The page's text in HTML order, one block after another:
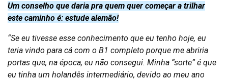
Um conselho que daria pra quem quer começar a trilhar
este caminho é: estude alemão!
“Se eu tivesse esse conhecimento que eu tenho hoje, eu
teria vindo para cá com o B1 completo porque me abriria
portas que, na época, eu não consegui. Minha “sorte” é que
eu tinha um holandês intermediário, devido ao meu ano